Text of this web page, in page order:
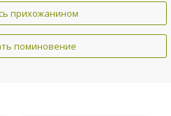
прихожанином
поминовение